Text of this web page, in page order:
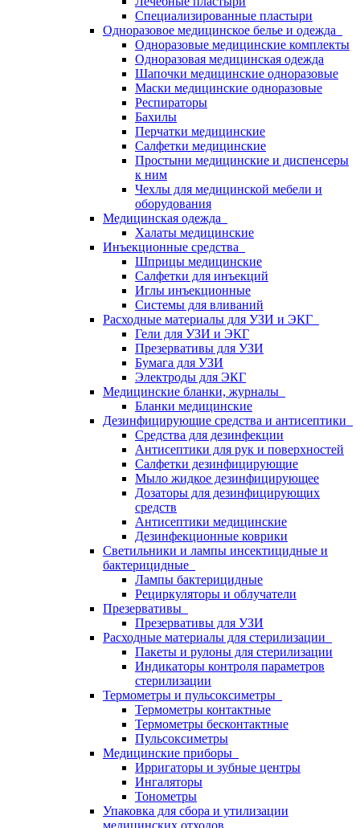
Специализированные пластыри
Одноразовое медицинское белье и одежда
Одноразовые медицинские комплекты
Одноразовая медицинская одежда
Шапочки медицинские одноразовые
Маски медицинские одноразовые
Респираторы
Бахилы
Перчатки медицинские
Салфетки медицинские
Простыни медицинские и диспенсеры
к ним
Чехлы для медицинской мебели и
оборудования
Медицинская одежда
Халаты медицинские
Инъекционные средства
Шприцы медицинские
Салфетки для инъекций
Иглы инъекционные
Системы для вливаний
Расходные материалы для УЗИ и ЭКГ
Гели для УЗИ и ЭКГ
Презервативы для УЗИ
Бумага для УЗИ
Электроды для ЭКГ
Медицинские бланки, журналы
Бланки медицинские
Дезинфицирующие средства и антисептики
Средства для дезинфекции
Антисептики для рук и поверхностей
Салфетки дезинфицирующие
Мыло жидкое дезинфицирующее
Дозаторы для дезинфицирующих
средств
Антисептики медицинские
Дезинфекционные коврики
Светильники и лампы инсектицидные и
бактерицидные
Лампы бактерицидные
Рециркуляторы и облучатели
Презервативы
Презервативы для УЗИ
Расходные материалы для стерилизации
Пакеты и рулоны для стерилизации
Индикаторы контроля параметров
стерилизации
Термометры и пульсоксиметры
Термометры контактные
Термометры бесконтактные
Пульсоксиметры
Медицинские приборы
Ирригаторы и зубные центры
Ингаляторы
Тонометры
Упаковка для сбора и утилизации
медицинских отходов